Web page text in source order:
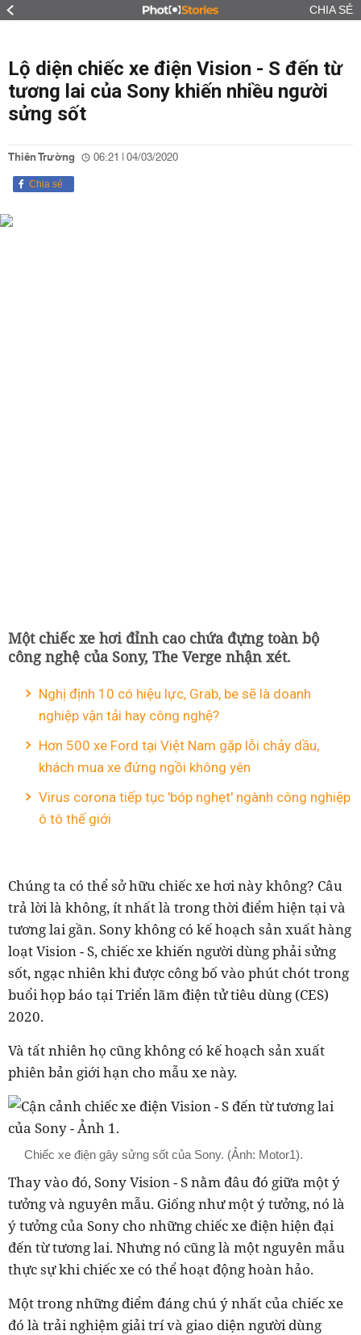
CHIA SẺ
Lộ diện chiếc xe điện Vision - S đến từ
tương lai của Sony khiến nhiều người
sửng sốt
Thiên Trường 06:21 | 04/03/2020
Chia sẻ
Một chiếc xe hơi đỉnh cao chứa đựng toàn bộ
công nghệ của Sony, The Verge nhận xét.
Nghị định 10 có hiệu lực, Grab, be sẽ là doanh
nghiệp vận tải hay công nghệ?
Hơn 500 xe Ford tại Việt Nam gặp lỗi chảy dầu,
khách mua xe đứng ngồi không yên
Virus corona tiếp tục 'bóp nghẹt' ngành công nghiệp
ô tô thế giới
Chúng ta có thể sở hữu chiếc xe hơi này không? Câu
trả lời là không, ít nhất là trong thời điểm hiện tại và
tương lai gần. Sony không có kế hoạch sản xuất hàng
loạt Vision - S, chiếc xe khiến người dùng phải sửng
sốt, ngạc nhiên khi được công bố vào phút chót trong
buổi họp báo tại Triển lãm điện tử tiêu dùng (CES)
2020.
Và tất nhiên họ cũng không có kế hoạch sản xuất
phiên bản giới hạn cho mẫu xe này.
Chiếc xe điện gây sửng sốt của Sony. (Ảnh: Motor1).
Thay vào đó, Sony Vision - S nằm đâu đó giữa một ý
tưởng và nguyên mẫu. Giống như một ý tưởng, nó là
ý tưởng của Sony cho những chiếc xe điện hiện đại
đến từ tương lai. Nhưng nó cũng là một nguyên mẫu
thực sự khi chiếc xe có thể hoạt động hoàn hảo.
Một trong những điểm đáng chú ý nhất của chiếc xe
đó là trải nghiệm giải trí và giao diện người dùng